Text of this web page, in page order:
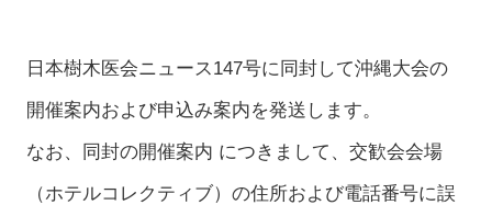
日本樹木医会ニュース147号に同封して沖縄大会の
開催案内および申込み案内を発送します。
なお、同封の開催案内 につきまして、交歓会会場
（ホテルコレクティブ）の住所および電話番号に誤